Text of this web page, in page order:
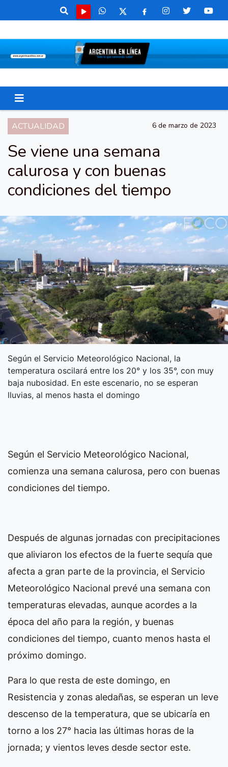
ACTUALIDAD 6 de marzo de 2023
Se viene una semana
calurosa y con buenas
condiciones del tiempo
Según el Servicio Meteorológico Nacional, la
temperatura oscilará entre los 20° y los 35°, con muy
baja nubosidad. En este escenario, no se esperan
lluvias, al menos hasta el domingo
Según el Servicio Meteorológico Nacional,
comienza una semana calurosa, pero con buenas
condiciones del tiempo.
Después de algunas jornadas con precipitaciones
que aliviaron los efectos de la fuerte sequía que
afecta a gran parte de la provincia, el Servicio
Meteorológico Nacional prevé una semana con
temperaturas elevadas, aunque acordes a la
época del año para la región, y buenas
condiciones del tiempo, cuanto menos hasta el
próximo domingo.
Para lo que resta de este domingo, en
Resistencia y zonas aledañas, se esperan un leve
descenso de la temperatura, que se ubicaría en
torno a los 27° hacia las últimas horas de la
jornada; y vientos leves desde sector este.